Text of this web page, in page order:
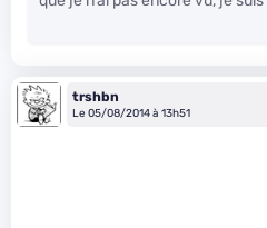
trshbn
Le 05/08/2014 à 13h51